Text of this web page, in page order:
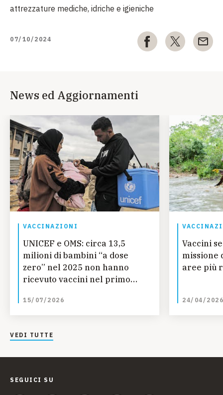
attrezzature mediche, idriche e igieniche
07/10/2024
News ed Aggiornamenti
VACCINAZIONI
UNICEF e OMS: circa 13,5
milioni di bambini “a dose
zero” nel 2025 non hanno
ricevuto vaccini nel primo
meno rispetto al 2025
15/07/2026
Vaccini
missione
aree più
24/04/2026
VEDI TUTTE
SEGUICI SU